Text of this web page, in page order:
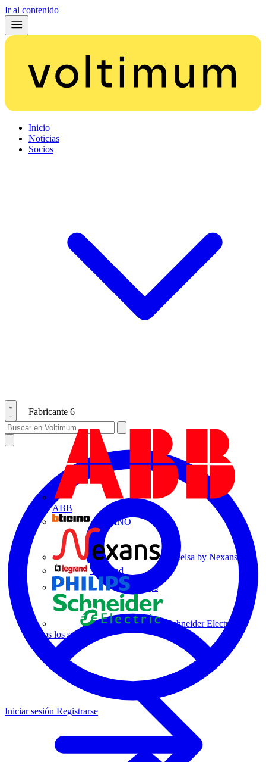
Ir al contenido
Inicio
Noticias
Socios
Fabricante 6
ABB
BTICINO
Centelsa by Nexans
Legrand
Philips
Schneider Electric
Todos los socios
Iniciar sesión Registrarse